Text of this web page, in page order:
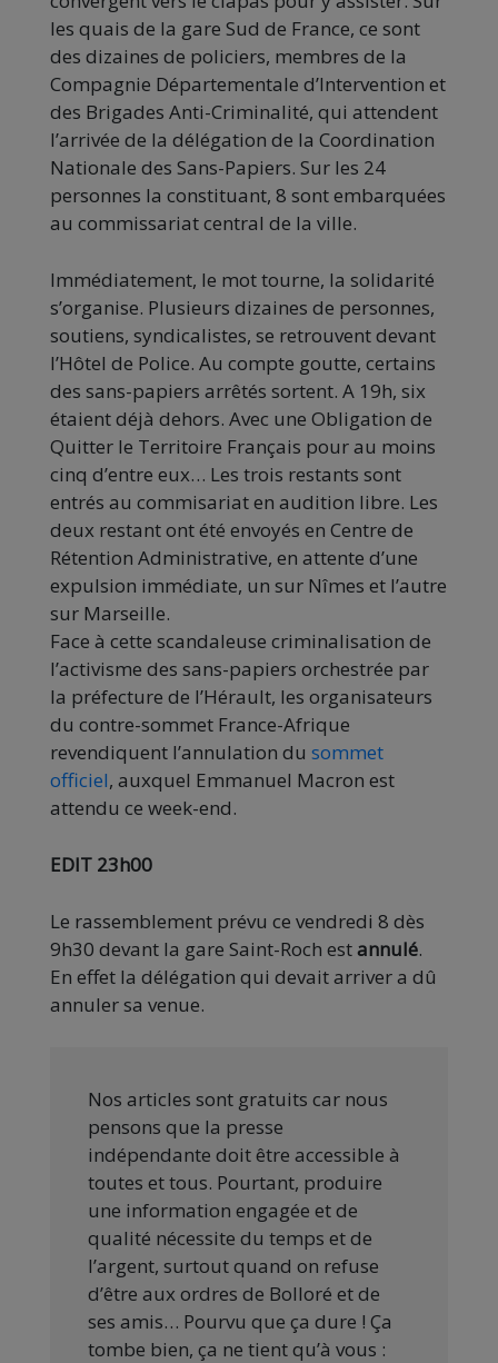
les quais de la gare Sud de France, ce sont
des dizaines de policiers, membres de la
Compagnie Départementale d’Intervention et
des Brigades Anti-Criminalité, qui attendent
l’arrivée de la délégation de la Coordination
Nationale des Sans-Papiers. Sur les 24
personnes la constituant, 8 sont embarquées
au commissariat central de la ville.
Immédiatement, le mot tourne, la solidarité
s’organise. Plusieurs dizaines de personnes,
soutiens, syndicalistes, se retrouvent devant
l’Hôtel de Police. Au compte goutte, certains
des sans-papiers arrêtés sortent. A 19h, six
étaient déjà dehors. Avec une Obligation de
Quitter le Territoire Français pour au moins
cinq d’entre eux… Les trois restants sont
entrés au commisariat en audition libre. Les
deux restant ont été envoyés en Centre de
Rétention Administrative, en attente d’une
expulsion immédiate, un sur Nîmes et l’autre
sur Marseille.
Face à cette scandaleuse criminalisation de
l’activisme des sans-papiers orchestrée par
la préfecture de l’Hérault, les organisateurs
du contre-sommet France-Afrique
revendiquent l’annulation du sommet
officiel, auxquel Emmanuel Macron est
attendu ce week-end.
EDIT 23h00
Le rassemblement prévu ce vendredi 8 dès
9h30 devant la gare Saint-Roch estannulé.
En effet la délégation qui devait arriver a dû
annuler sa venue.
Nos articles sont gratuits car nous
pensons que la presse
indépendante doit être accessible à
toutes et tous. Pourtant, produire
une information engagée et de
qualité nécessite du temps et de
l’argent, surtout quand on refuse
d’être aux ordres de Bolloré et de
ses amis… Pourvu que ça dure ! Ça
tombe bien, ça ne tient qu’à vous :